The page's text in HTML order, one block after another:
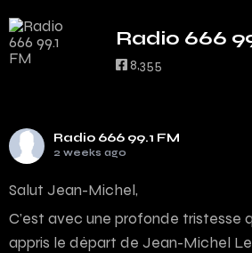
Radio 666
8,355
Radio 666 99.1 FM
2 weeks ago
Salut Jean-Michel,
C’est avec une profonde tristesse
appris le départ de Jean-Michel